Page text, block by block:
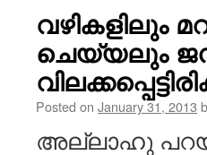
വഴികളിലും
ചെയ്യലും
Posted on January 31, 2013
അല്ലാഹു